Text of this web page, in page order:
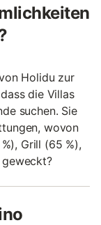
Holidu zur
die Villas
suchen. Sie
wovon
Grill (65 %),
geweckt?